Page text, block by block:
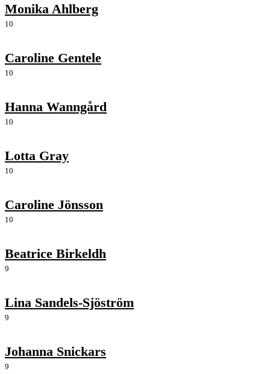
Monika Ahlberg
10
Caroline Gentele
10
Hanna Wanngård
10
Lotta Gray
10
Caroline Jönsson
10
Beatrice Birkeldh
9
Lina Sandels-Sjöström
9
Johanna Snickars
9